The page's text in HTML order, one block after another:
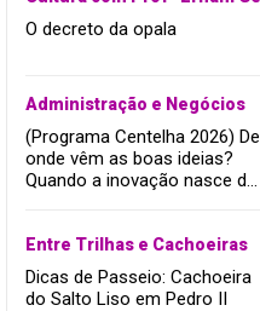
O decreto da opala
Administração e Negócios
(Programa Centelha 2026) De
onde vêm as boas ideias?
Quando a inovação nasce da
Entre Trilhas e Cachoeiras
Dicas de Passeio: Cachoeira
do Salto Liso em Pedro II